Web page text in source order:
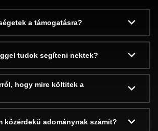
a támogatásra?
tudok segíteni nektek?
hogy mire költitek a
közérdekű adománynak számít?